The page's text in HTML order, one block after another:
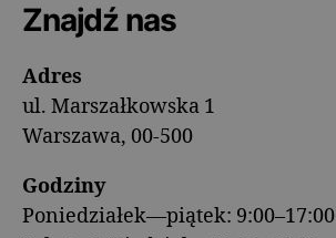
Znajdź nas
Adres
ul. Marszałkowska 1
Warszawa, 00-500
Godziny
Poniedziałek—piątek: 9:00–17:00